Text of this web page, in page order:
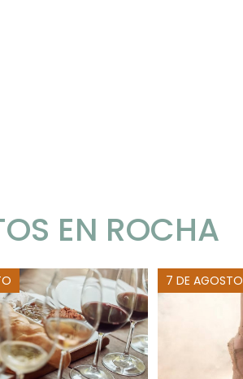
EN ROCHA
7 DE AGOSTO